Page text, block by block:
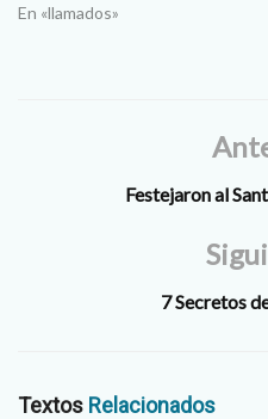
En «llamados»
Festejaron al
7 Secretos
Textos Relacionados